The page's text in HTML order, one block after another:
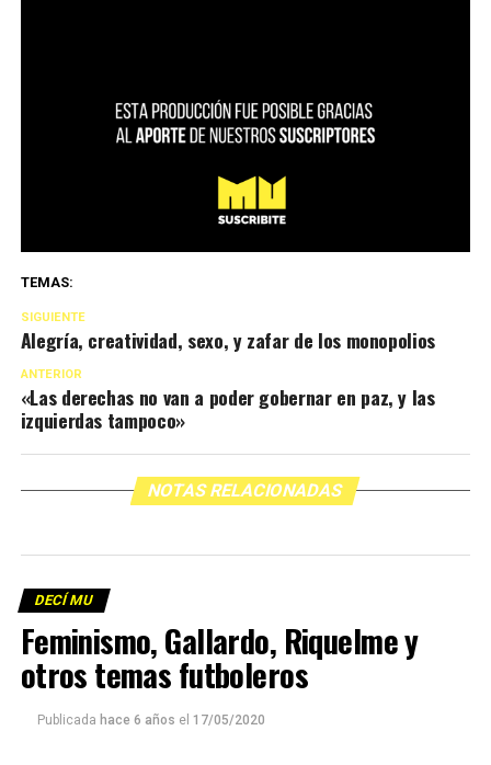
TEMAS:
SIGUIENTE
Alegría, creatividad, sexo, y zafar de los monopolios
ANTERIOR
«Las derechas no van a poder gobernar en paz, y las
izquierdas tampoco»
NOTAS RELACIONADAS
DECÍ MU
Feminismo, Gallardo, Riquelme y
otros temas futboleros
Publicada hace 6 años el 17/05/2020